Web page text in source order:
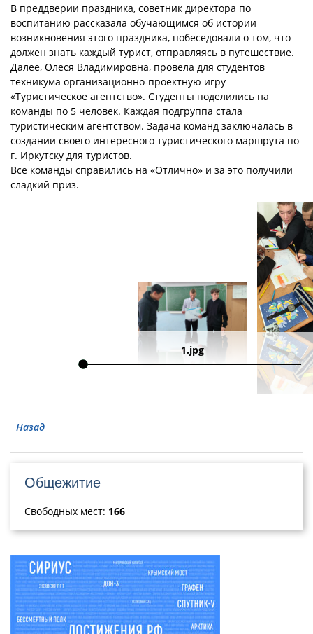
В преддверии праздника, советник директора по
воспитанию рассказала обучающимся об истории
возникновения этого праздника, побеседовали о том, что
должен знать каждый турист, отправляясь в путешествие.
Далее, Олеся Владимировна, провела для студентов
техникума организационно-проектную игру
«Туристическое агентство». Студенты поделились на
команды по 5 человек. Каждая подгруппа стала
туристическим агентством. Задача команд заключалась в
создании своего интересного туристического маршрута по
г. Иркутску для туристов.
Все команды справились на «Отлично» и за это получили
сладкий приз.
1.jpg
Назад
Общежитие
Свободных мест: 166